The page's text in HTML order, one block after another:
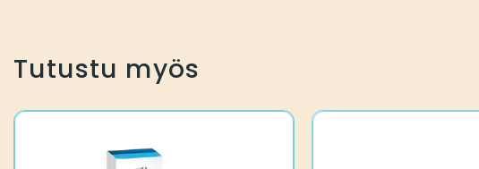
Tutustu myös